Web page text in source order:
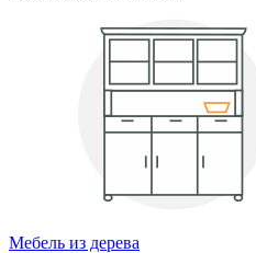
Мебель из дерева